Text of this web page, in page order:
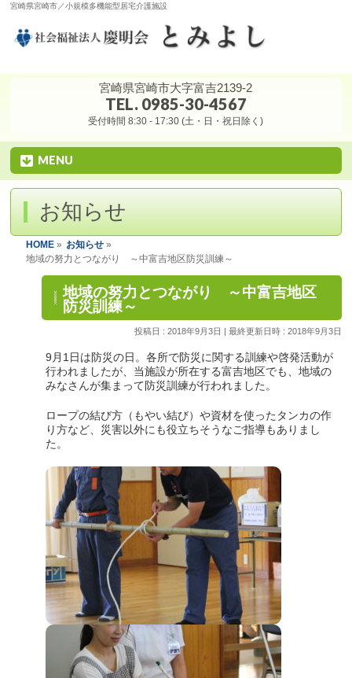
宮崎県宮崎市／小規模多機能型居宅介護施設
宮崎県宮崎市大字富吉2139-2
TEL. 0985-30-4567
受付時間 8:30 - 17:30 (土・日・祝日除く)
MENU
お知らせ
HOME » お知らせ »
地域の努力とつながり ～中富吉地区防災訓練～
地域の努力とつながり ～中富吉地区
防災訓練～
投稿日 : 2018年9月3日 最終更新日時 : 2018年9月3日
9月1日は防災の日。各所で防災に関する訓練や啓発活動が
行われましたが、当施設が所在する富吉地区でも、地域の
みなさんが集まって防災訓練が行われました。
ロープの結び方（もやい結び）や資材を使ったタンカの作
り方など、災害以外にも役立ちそうなご指導もありまし
た。